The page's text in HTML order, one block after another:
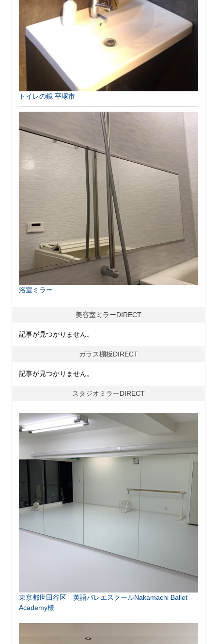
トイレの鏡 平塚市
浴室ミラー
美容室ミラーDIRECT
記事が見つかりません。
ガラス棚板DIRECT
記事が見つかりません。
スタジオミラーDIRECT
東京都世田谷区 英語バレエスクールNakamachi Ballet
Academy様